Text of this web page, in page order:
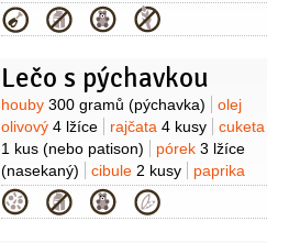
(drcený)
worcesterská omáčka
1 lžička
Kategorie
Lečo s pýchavkou
Suroviny
houby 300 gramů (pýchavka)
olej
olivový 4 lžíce rajčata 4 kusy
cuketa
1 kus (nebo patison) pórek 3 lžíce
(nasekaný)
cibule 2 kusy
paprika
4 kusy
(nepálivé) bylinky
(bazalka, libeček, petrželka)
sůl
Kategorie